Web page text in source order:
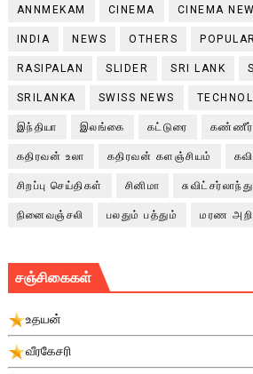
ANNMEKAM CINEMA CINEMA
INDIA NEWS OTHERS
RASIPALAN SLIDER SRI LANK
SRILANKA SWISS NEWS
இந்தியா இலங்கை கட்டுரை கண்ணீர்
கதிரவன் உலா கதிரவன் களஞ்சியம்
சிறப்பு செய்திகள் சினிமா சுவிட்சர்லாந்து
நினைவஞ்சலி பலதும் பத்தும் மரண
சஞ்சிகைகள்
உதயன்
வீரகேசரி